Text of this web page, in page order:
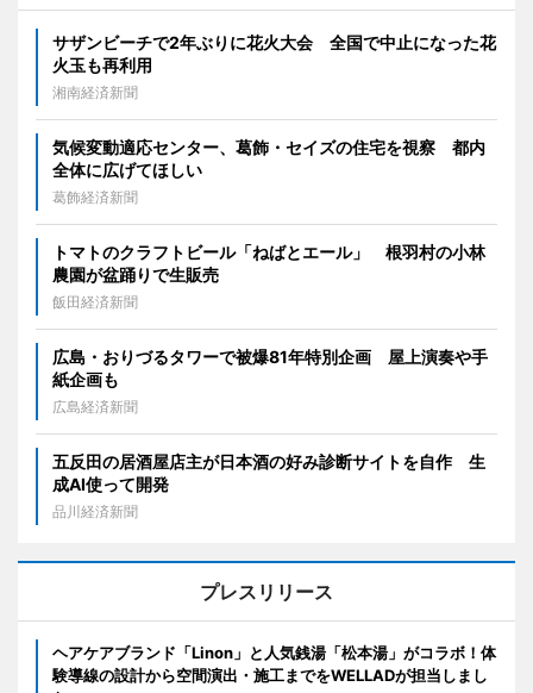
サザンビーチで2年ぶりに花火大会 全国で中止になった花
火玉も再利用
湘南経済新聞
気候変動適応センター、葛飾・セイズの住宅を視察 都内
全体に広げてほしい
葛飾経済新聞
トマトのクラフトビール「ねばとエール」 根羽村の小林
農園が盆踊りで生販売
飯田経済新聞
広島・おりづるタワーで被爆81年特別企画 屋上演奏や手
紙企画も
広島経済新聞
五反田の居酒屋店主が日本酒の好み診断サイトを自作 生
成AI使って開発
品川経済新聞
プレスリリース
ヘアケアブランド「Linon」と人気銭湯「松本湯」がコラボ！体
験導線の設計から空間演出・施工までをWELLADが担当しまし